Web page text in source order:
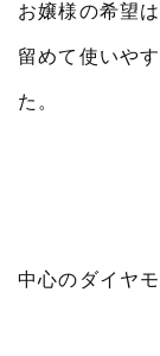
お嬢様の希望
留めて使いや
た。
中心のダイヤ